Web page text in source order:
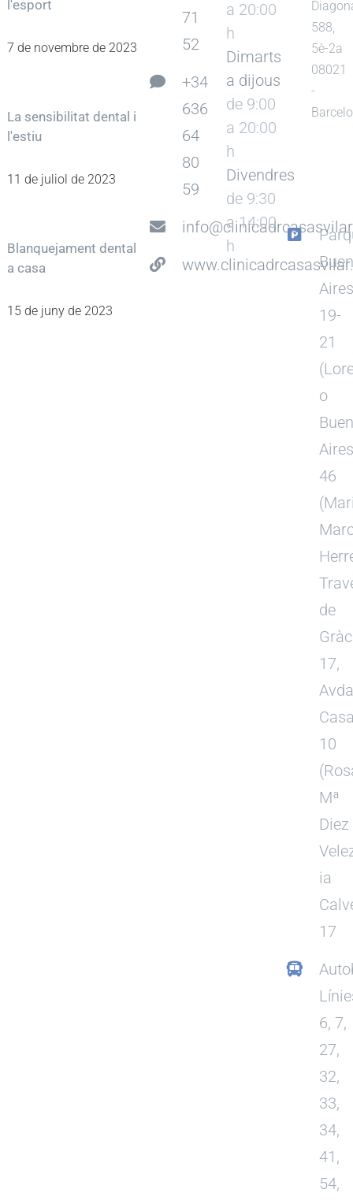
l'esport
7 de novembre de 2023
La sensibilitat dental i
l'estiu
11 de juliol de 2023
Blanquejament dental
a casa
15 de juny de 2023
71
52
+34
636
64
80
59
a 20:00
h
Dimarts
a dijous
de 9:00
a 20:00
h
Divendres
de 9:30
a 14:00
h
588,
5è-2a
08021
-
Aires
19-
21
o
Aires
46
de
17,
10
Mª
Diez
ia
17
6, 7,
27,
32,
33,
34,
41,
54,